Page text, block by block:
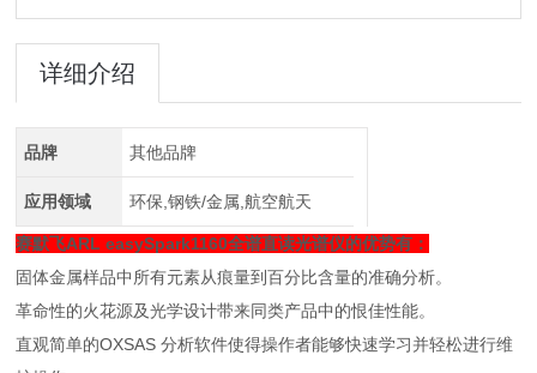
详细介绍
品牌 其他品牌
应用领域 环保,钢铁/金属,航空航天
赛默飞ARL easySpark1160全谱直读光谱仪的优势有：
固体金属样品中所有元素从痕量到百分比含量的准确分析。
革命性的火花源及光学设计带来同类产品中的恨佳性能。
直观简单的OXSAS 分析软件使得操作者能够快速学习并轻松进行维